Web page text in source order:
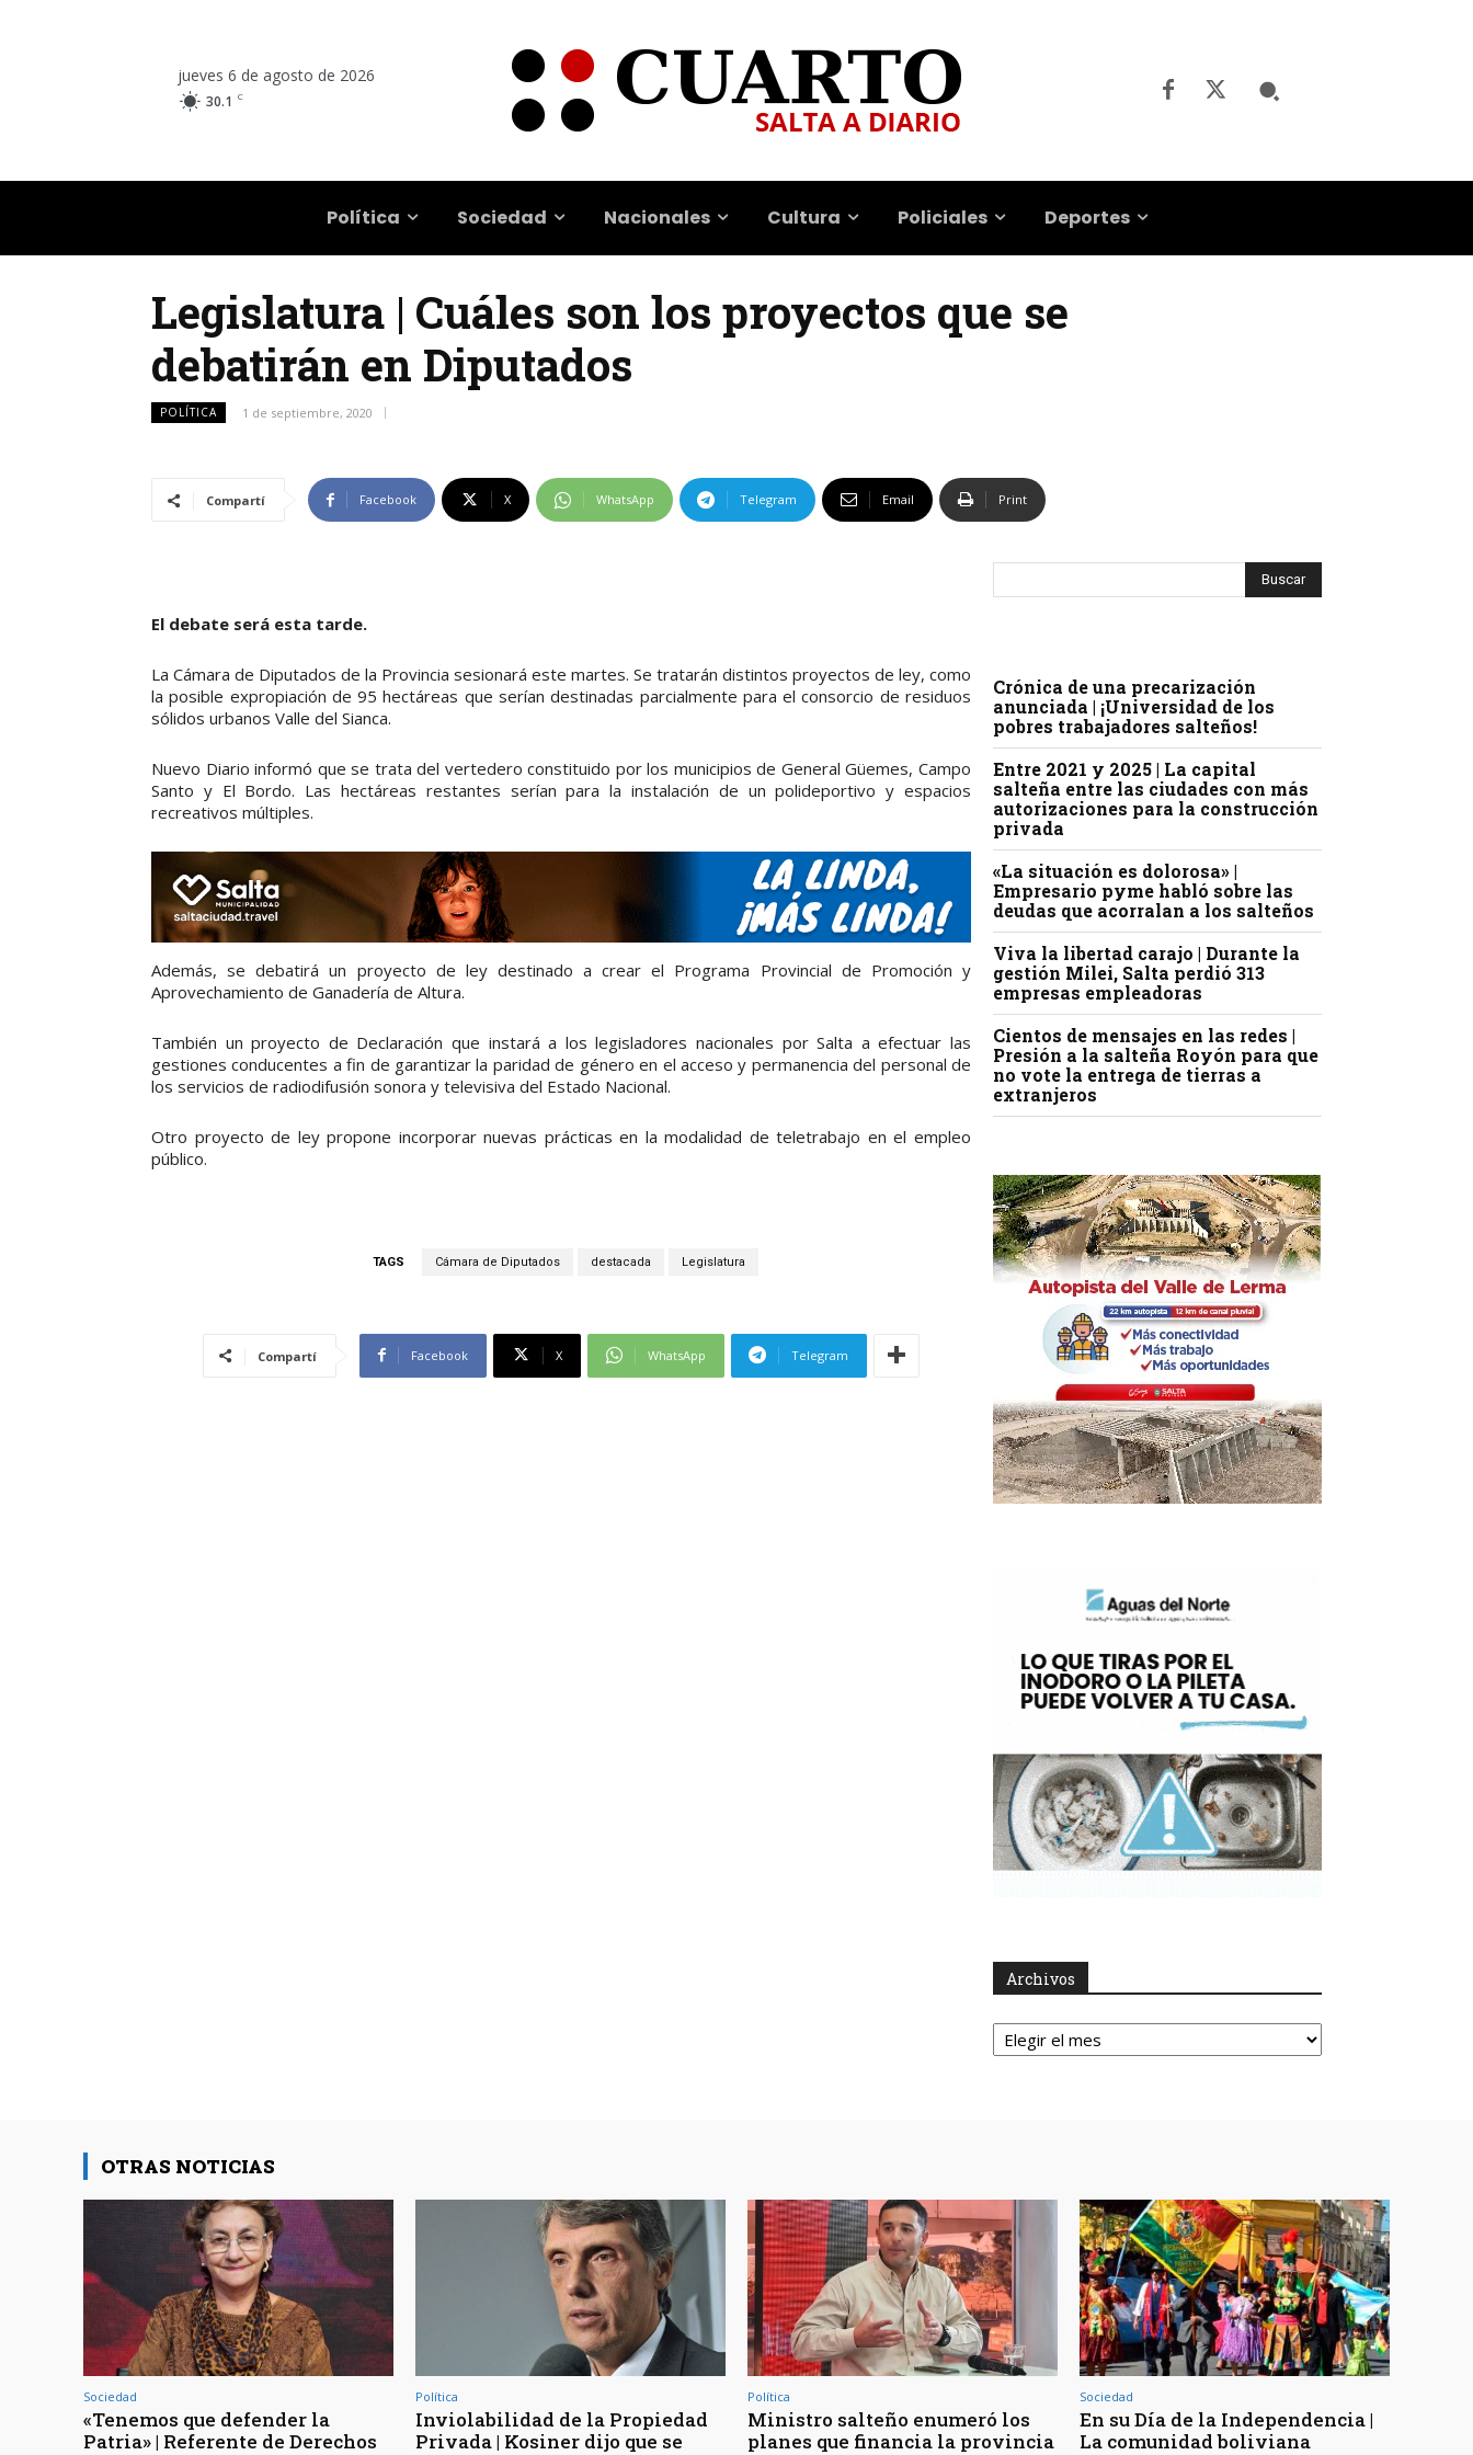
jueves 6 de agosto de 2026
30.1 C
Política Sociedad Nacionales Cultura Policiales Deportes
Legislatura | Cuáles son los proyectos que se
debatirán en Diputados
POLÍTICA 1 de septiembre, 2020
Compartí Facebook X WhatsApp Telegram Email Print
El debate será esta tarde.
La Cámara de Diputados de la Provincia sesionará este martes. Se tratarán distintos proyectos de ley, como
la posible expropiación de 95 hectáreas que serían destinadas parcialmente para el consorcio de residuos
sólidos urbanos Valle del Sianca.
Nuevo Diario informó que se trata del vertedero constituido por los municipios de General Güemes, Campo
Santo y El Bordo. Las hectáreas restantes serían para la instalación de un polideportivo y espacios
recreativos múltiples.
Además, se debatirá un proyecto de ley destinado a crear el Programa Provincial de Promoción y
Aprovechamiento de Ganadería de Altura.
También un proyecto de Declaración que instará a los legisladores nacionales por Salta a efectuar las
gestiones conducentes a fin de garantizar la paridad de género en el acceso y permanencia del personal de
los servicios de radiodifusión sonora y televisiva del Estado Nacional.
Otro proyecto de ley propone incorporar nuevas prácticas en la modalidad de teletrabajo en el empleo
público.
TAGS Cámara de Diputados destacada Legislatura
Compartí Facebook X WhatsApp Telegram
Crónica de una precarización
anunciada | ¡Universidad de los
pobres trabajadores salteños!
Entre 2021 y 2025 | La capital
salteña entre las ciudades con más
autorizaciones para la construcción
privada
«La situación es dolorosa» |
Empresario pyme habló sobre las
deudas que acorralan a los salteños
Viva la libertad carajo | Durante la
gestión Milei, Salta perdió 313
empresas empleadoras
Cientos de mensajes en las redes |
Presión a la salteña Royón para que
no vote la entrega de tierras a
extranjeros
Archivos
Archivos
OTRAS NOTICIAS
Sociedad
«Tenemos que defender la
Patria» | Referente de Derechos
Política
Inviolabilidad de la Propiedad
Privada | Kosiner dijo que se
Política
Ministro salteño enumeró los
planes que financia la provincia
Sociedad
En su Día de la Independencia |
La comunidad boliviana